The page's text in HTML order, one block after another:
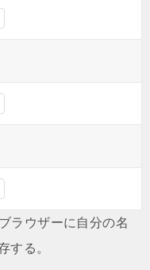
ラウザーに自分の名
する。